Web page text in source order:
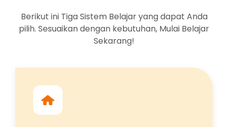
Berikut ini Tiga Sistem Belajar yang dapat Anda
pilih. Sesuaikan dengan kebutuhan, Mulai Belajar
Sekarang!